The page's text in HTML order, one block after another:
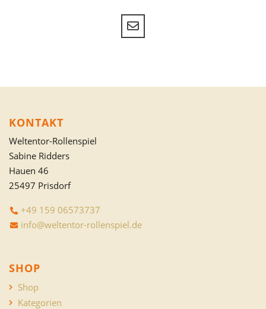
KONTAKT
Weltentor-Rollenspiel
Sabine Ridders
Hauen 46
25497 Prisdorf
+49 159 06573737
info@weltentor-rollenspiel.de
SHOP
Shop
Kategorien